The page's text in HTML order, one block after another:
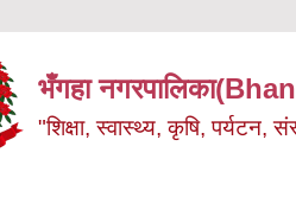
भँगहा
"शिक्षा, स्वास्थ्य, कृषि, पर्यटन,